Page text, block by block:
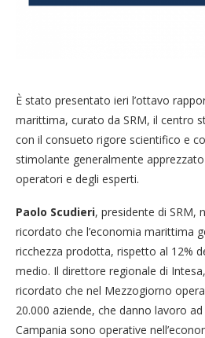
È stato presentato ieri l’ottavo
marittima, curato da SRM, il centro
con il consueto rigore scientifico e
stimolante generalmente
operatori e degli esperti.
Paolo Scudieri, presidente di SRM,
ricordato che l’economia marittima
ricchezza prodotta, rispetto al 12%
medio. Il direttore regionale di Intesa,
ricordato che nel Mezzogiorno
20.000 aziende, che danno lavoro
Campania sono operative